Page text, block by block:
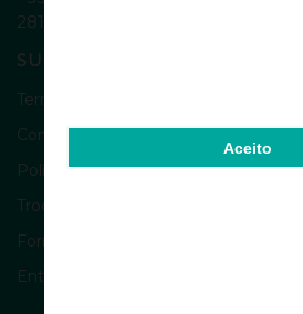
Aceito
2810-055 - Almada - Portugal
SUPORTE
Termos e Condições
Como encomendar
Política de Privacidade
Trocas e Devoluções
Formas de Pagamento
Entregas